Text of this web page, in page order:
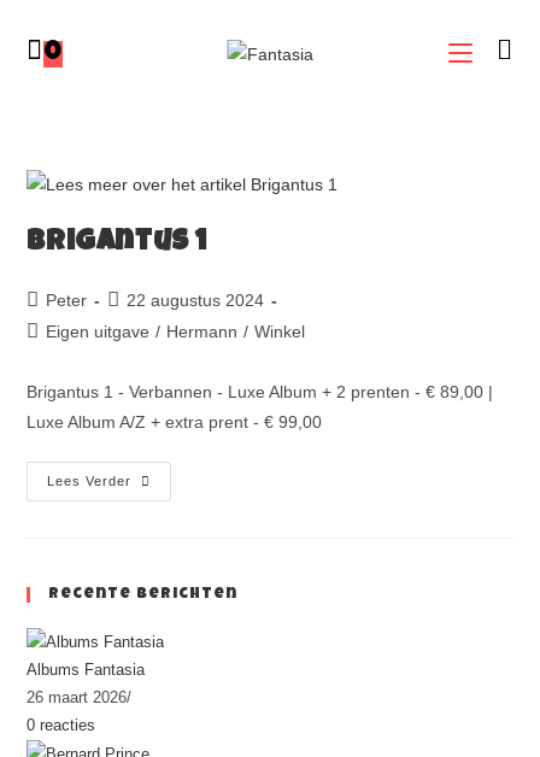
0
Brigantus 1
Peter
22 augustus 2024
Eigen uitgave / Hermann / Winkel
Brigantus 1 - Verbannen - Luxe Album + 2 prenten - € 89,00 |
Luxe Album A/Z + extra prent - € 99,00
Lees Verder
Recente Berichten
Albums Fantasia
26 maart 2026/
0 reacties